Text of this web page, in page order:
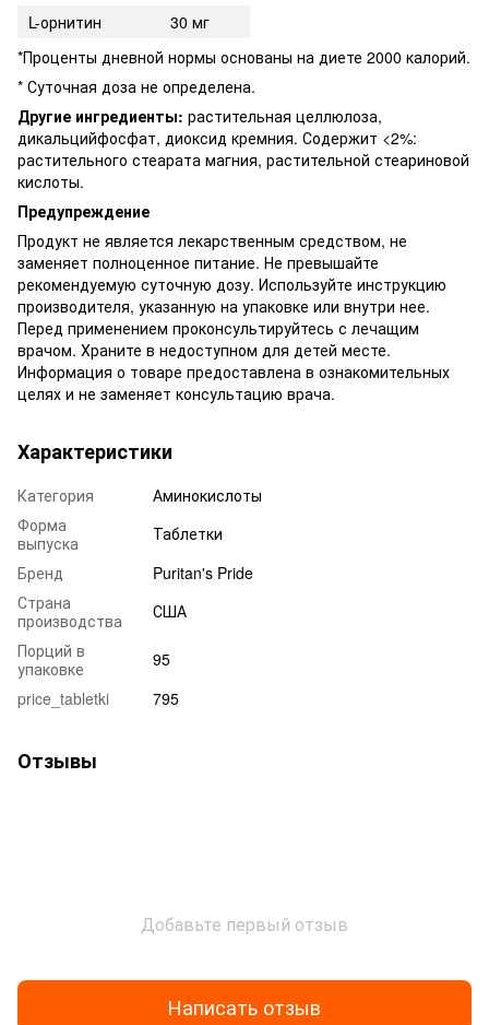
L-орнитин
30 мг
*Проценты дневной нормы основаны на диете 2000 калорий.
* Суточная доза не определена.
Другие ингредиенты: растительная целлюлоза,
дикальцийфосфат, диоксид кремния. Содержит <2%:
растительного стеарата магния, растительной стеариновой
кислоты.
Предупреждение
Продукт не является лекарственным средством, не
заменяет полноценное питание. Не превышайте
рекомендуемую суточную дозу. Используйте инструкцию
производителя, указанную на упаковке или внутри нее.
Перед применением проконсультируйтесь с лечащим
врачом. Храните в недоступном для детей месте.
Информация о товаре предоставлена в ознакомительных
целях и не заменяет консультацию врача.
Характеристики
Категория
Аминокислоты
Форма
выпуска
Таблетки
Бренд
Puritan's Pride
Страна
производства
США
Порций в
упаковке
95
price_tabletki
795
Отзывы
Добавьте первый отзыв
Написать отзыв